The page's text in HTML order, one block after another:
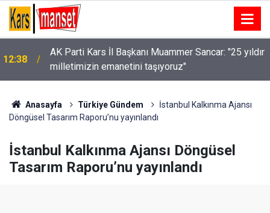
12:38
AK Parti Kars İl Başkanı Muammer Sancar: "25 yıldır
milletimizin emanetini taşıyoruz"
Anasayfa Türkiye Gündem
İstanbul Kalkınma Ajansı
Döngüsel Tasarım Raporu’nu yayınlandı
İstanbul Kalkınma Ajansı Döngüsel
Tasarım Raporu’nu yayınlandı